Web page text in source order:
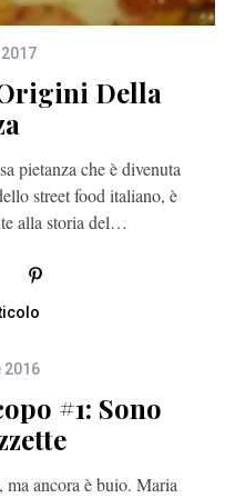
Della
pietanza che è divenuta
street food italiano, è
alla storia del…
2016
#1: Sono
ma ancora è buio. Maria